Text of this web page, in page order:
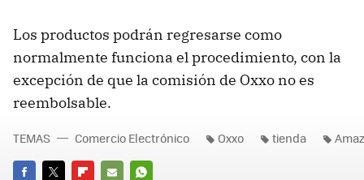
Los productos podrán regresarse como
normalmente funciona el procedimiento, con la
excepción de que la comisión de Oxxo no es
reembolsable.
TEMAS Comercio Electrónico Oxxo tienda